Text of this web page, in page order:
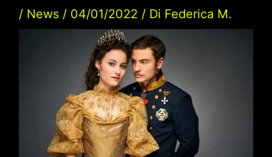
/ News/ 04/01/2022 / Di Federica M.